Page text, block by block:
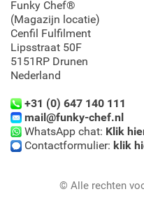
Funky Chef®
(Magazijn locatie)
Cenfil Fulfilment
Lipsstraat 50F
5151RP Drunen
Nederland
+31 (0) 647 140 111
mail@funky-chef.nl
WhatsApp chat: Klik
Contactformulier: klik
© Alle rechten